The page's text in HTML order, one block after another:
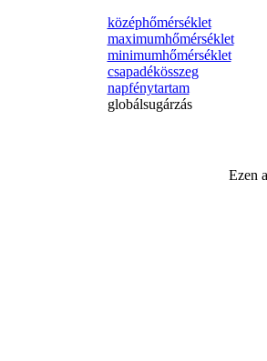
középhőmérséklet
maximumhőmérséklet
minimumhőmérséklet
csapadékösszeg
napfénytartam
globálsugárzás
Ezen